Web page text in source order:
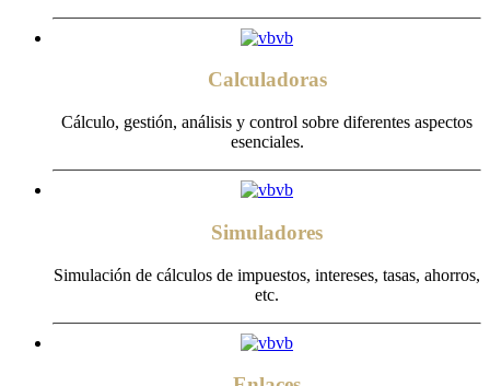
Calculadoras
Cálculo, gestión, análisis y control sobre diferentes aspectos
esenciales.
Simuladores
Simulación de cálculos de impuestos, intereses, tasas, ahorros,
etc.